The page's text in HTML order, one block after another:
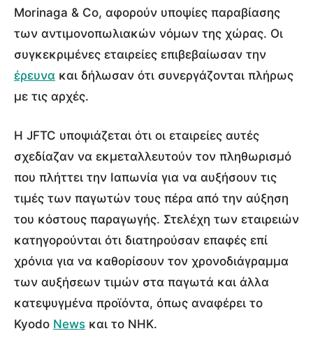
Morinaga & Co, αφορούν υποψίες παραβίασης
των αντιμονοπωλιακών νόμων της χώρας. Οι
συγκεκριμένες εταιρείες επιβεβαίωσαν την
έρευνα και δήλωσαν ότι συνεργάζονται πλήρως
με τις αρχές.
Η JFTC υποψιάζεται ότι οι εταιρείες αυτές
σχεδίαζαν να εκμεταλλευτούν τον πληθωρισμό
που πλήττει την Ιαπωνία για να αυξήσουν τις
τιμές των παγωτών τους πέρα από την αύξηση
του κόστους παραγωγής. Στελέχη των εταιρειών
κατηγορούνται ότι διατηρούσαν επαφές επί
χρόνια για να καθορίσουν τον χρονοδιάγραμμα
των αυξήσεων τιμών στα παγωτά και άλλα
κατεψυγμένα προϊόντα, όπως αναφέρει το
Kyodo News και το NHK.